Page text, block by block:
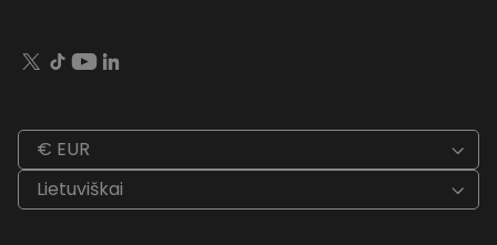
€ EUR
Lietuviškai